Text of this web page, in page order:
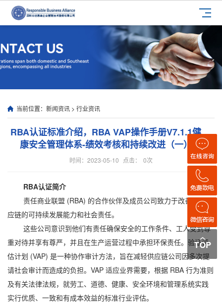
当前位置： 新闻资讯 > 行业资讯
RBA认证标准介绍，RBA VAP操作手册V7.1.1健
康安全管理体系-绩效考核和持续改进（一）
时间：2023-05-10 点击： 0次
RBA认证简介
责任商业联盟 (RBA) 的合作伙伴及成员公司致力于改善全球供
应链的可持续发展能力和社会责任。
这些公司意识到他们有责任确保安全的工作条件、工人受到尊
重对待并享有尊严，并且在生产运营过程中承担环保责任。验证评
估计划 (VAP) 是一种协作审计方法，旨在减轻供应链公司因多次提
请社会审计而造成的负担。VAP 适应业界需要，根据 RBA 行为准则
及有关法律法规，就劳工、道德、健康、安全环境和管理系统实践
实行优质、一致和有成本效益的标准行业评估。